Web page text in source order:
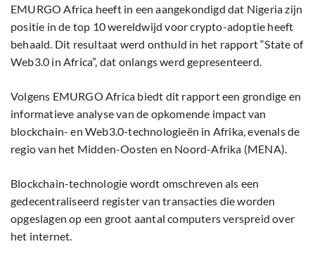
EMURGO Africa heeft in een aangekondigd dat Nigeria zijn
positie in de top 10 wereldwijd voor crypto-adoptie heeft
behaald. Dit resultaat werd onthuld in het rapport “State of
Web3.0 in Africa”, dat onlangs werd gepresenteerd.
Volgens EMURGO Africa biedt dit rapport een grondige en
informatieve analyse van de opkomende impact van
blockchain- en Web3.0-technologieën in Afrika, evenals de
regio van het Midden-Oosten en Noord-Afrika (MENA).
Blockchain-technologie wordt omschreven als een
gedecentraliseerd register van transacties die worden
opgeslagen op een groot aantal computers verspreid over
het internet.